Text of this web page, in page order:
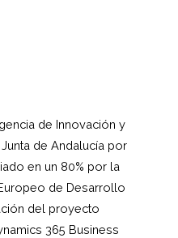
de Innovación y
de Andalucía por
en un 80% por la
de Desarrollo
del proyecto
365 Business